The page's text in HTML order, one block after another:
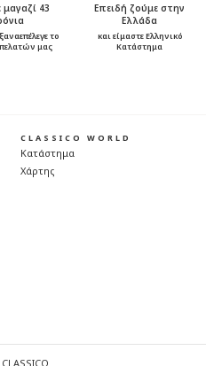
μαγαζί 43
το
μας
Επειδή ζούμε στην
Ελλάδα
και είμαστε Ελληνικό
Κατάστημα
CLASSICO WORLD
Κατάστημα
Χάρτης